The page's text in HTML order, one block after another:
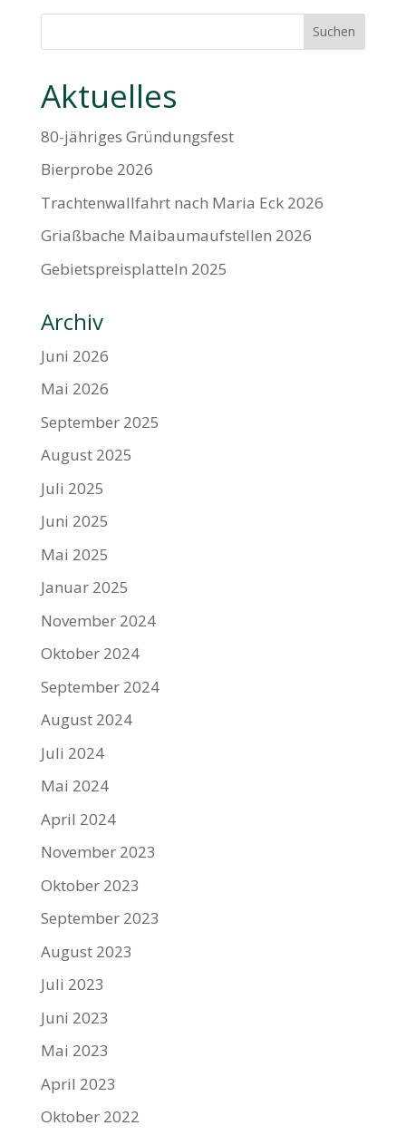
Suchen
Aktuelles
80-jähriges Gründungsfest
Bierprobe 2026
Trachtenwallfahrt nach Maria Eck 2026
Griaßbache Maibaumaufstellen 2026
Gebietspreisplatteln 2025
Archiv
Juni 2026
Mai 2026
September 2025
August 2025
Juli 2025
Juni 2025
Mai 2025
Januar 2025
November 2024
Oktober 2024
September 2024
August 2024
Juli 2024
Mai 2024
April 2024
November 2023
Oktober 2023
September 2023
August 2023
Juli 2023
Juni 2023
Mai 2023
April 2023
Oktober 2022